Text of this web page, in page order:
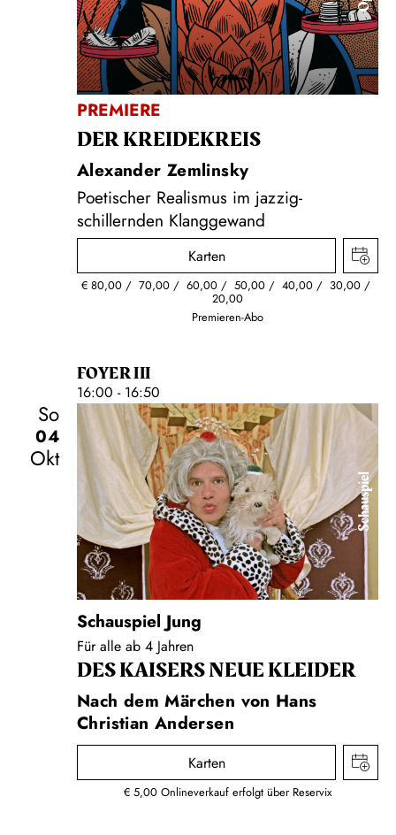
PREMIERE
DER KREIDE­KREIS
Alexander Zemlinsky
Poetischer Realismus im jazzig-
schillernden Klanggewand
Karten
€ 80,00 70,00 60,00 50,00 40,00 30,00
20,00
Premieren-Abo
FOYER III
16:00 - 16:50
So
04
Okt
Schauspiel
Schauspiel Jung
Für alle ab 4 Jahren
DES KAISERS NEUE KLEIDER
Nach dem Märchen von Hans
Christian Andersen
Karten
€ 5,00 Onlineverkauf erfolgt über Reservix